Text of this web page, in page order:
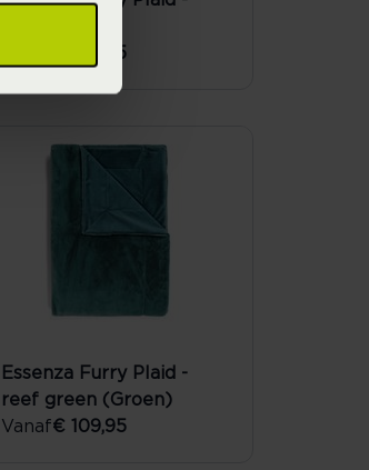
€ 109,95
Essenza Furry Plaid -
reef green (Groen)
Vanaf€ 109,95